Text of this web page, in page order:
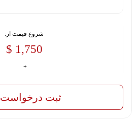
شروع قیمت از:
1,750 $
ثبت درخواست